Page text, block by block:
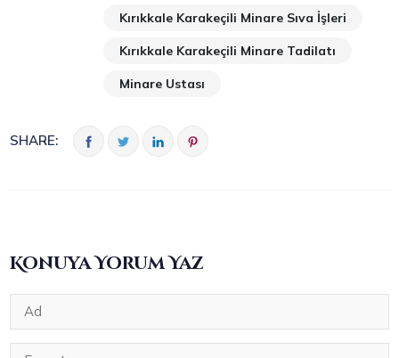
Kırıkkale Karakeçili Minare Sıva İşleri
Kırıkkale Karakeçili Minare Tadilatı
Minare Ustası
SHARE:
Konuya Yorum Yaz